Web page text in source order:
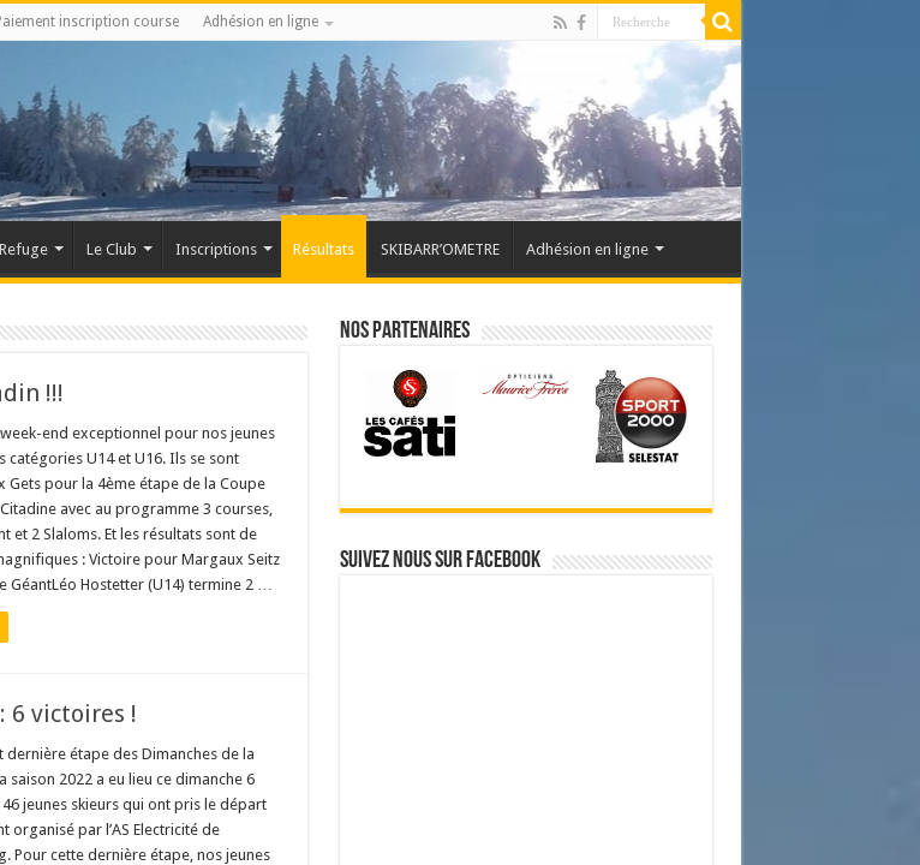
inscription course Adhésion en ligne
Le Club Inscriptions Résultats SKIBARR’OMETRE Adhésion en ligne
!!!
end exceptionnel pour nos jeunes
catégories U14 et U16. Ils se sont
Gets pour la 4ème étape de la Coupe
avec au programme 3 courses,
et 2 Slaloms. Et les résultats sont de
: Victoire pour Margaux Seitz
GéantLéo Hostetter (U14) termine 2 …
6 victoires !
dernière étape des Dimanches de la
saison 2022 a eu lieu ce dimanche 6
jeunes skieurs qui ont pris le départ
organisé par l’AS Electricité de
Pour cette dernière étape, nos jeunes
Nos partenaires
Suivez nous sur Facebook